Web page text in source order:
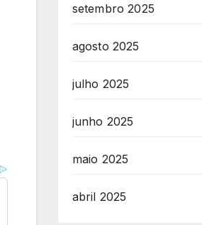
setembro 2025
agosto 2025
julho 2025
junho 2025
maio 2025
abril 2025